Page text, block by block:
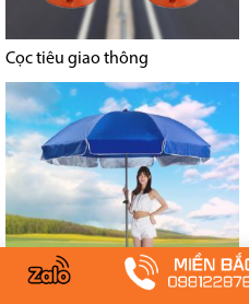
Cọc tiêu giao thông